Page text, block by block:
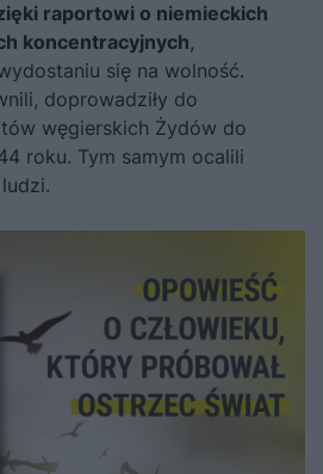
raportowi o niemieckich
koncentracyjnych,
się na wolność.
doprowadziły do
węgierskich Żydów do
roku. Tym samym ocalili